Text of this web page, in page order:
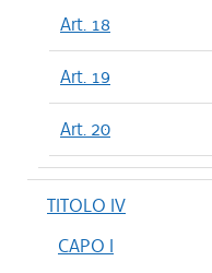
Art. 18
Art. 19
Art. 20
TITOLO IV
CAPO I